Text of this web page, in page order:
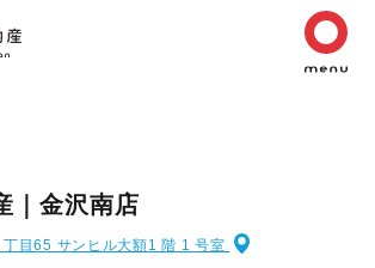
｜金沢南店
目65 サンヒル大額1 階 1 号室